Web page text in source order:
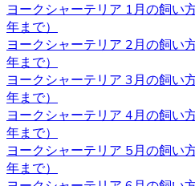
するヨークシャー地方と言う場
ヨークシャー地方およびランカ
などの工場労働者たちに飼われ
ていました。とても活発で警戒
です。 ヨークシャーテリアの
ドールへ是非お問い合わせくだ
2020.11.13
べべドールはアフターケアもし
入後でもわからないこと、心配
ヨークシャーテリア 1月の飼い
年まで）
ヨークシャーテリア 2月の飼い
年まで）
ヨークシャーテリア 3月の飼い
年まで）
ヨークシャーテリア 4月の飼い
年まで）
ヨークシャーテリア 5月の飼い
年まで）